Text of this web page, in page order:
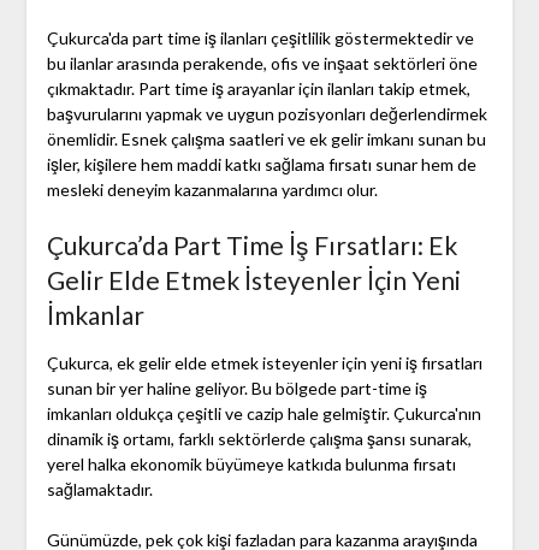
Çukurca'da part time iş ilanları çeşitlilik göstermektedir ve
bu ilanlar arasında perakende, ofis ve inşaat sektörleri öne
çıkmaktadır. Part time iş arayanlar için ilanları takip etmek,
başvurularını yapmak ve uygun pozisyonları değerlendirmek
önemlidir. Esnek çalışma saatleri ve ek gelir imkanı sunan bu
işler, kişilere hem maddi katkı sağlama fırsatı sunar hem de
mesleki deneyim kazanmalarına yardımcı olur.
Çukurca’da Part Time İş Fırsatları: Ek
Gelir Elde Etmek İsteyenler İçin Yeni
İmkanlar
Çukurca, ek gelir elde etmek isteyenler için yeni iş fırsatları
sunan bir yer haline geliyor. Bu bölgede part-time iş
imkanları oldukça çeşitli ve cazip hale gelmiştir. Çukurca'nın
dinamik iş ortamı, farklı sektörlerde çalışma şansı sunarak,
yerel halka ekonomik büyümeye katkıda bulunma fırsatı
sağlamaktadır.
Günümüzde, pek çok kişi fazladan para kazanma arayışında